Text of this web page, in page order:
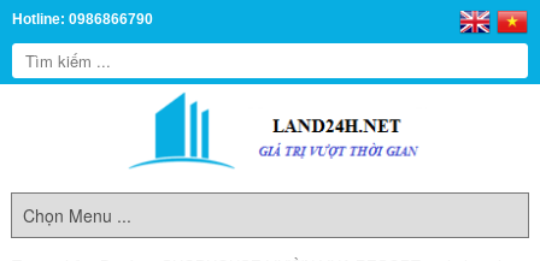
Hotline: 0986866790